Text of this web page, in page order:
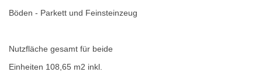
Böden - Parkett und Feinsteinzeug
Nutzfläche gesamt für beide
Einheiten 108,65 m2 inkl.